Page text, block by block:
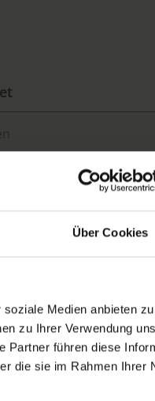
Über Cookies
Medien anbieten
zu Ihrer Verwendung
Partner führen diese
die sie im Rahmen Ihrer